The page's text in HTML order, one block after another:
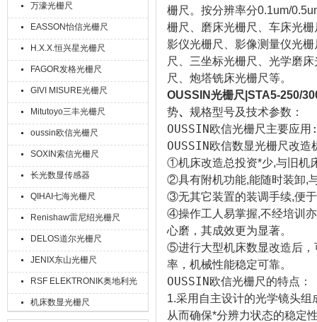
万濠光栅尺
EASSON怡信光栅尺
H.X.X.恒兴星光栅尺
FAGOR发格光栅尺
GIVI MISURE光栅尺
Mitutoyo三丰光栅尺
oussin欧信光栅尺
SOXIN索信光栅尺
长光数显传感器
QIHAI七海光栅尺
Renishaw雷尼绍光栅尺
DELOS道尔光栅尺
JENIX东山光栅尺
RSF ELEKTRONIK奥地利光
栅尺
机床数显光栅尺
栅尺。按分辨率分0.1um/
栅尺、磨床光栅尺、车床光
影仪光栅尺、影像测量仪光
尺、三坐标光栅尺、光学磨
尺、炮塔铣床光栅尺等。
OUSSIN光栅尺|STA5-250/
势、 规格型号及技术参数：
OUSSIN欧信光栅尺主要应
OUSSIN欧信数显光栅尺改造
①机床改造总投资*少,与旧机
②具有附机功能,能随时装卸,
③无其它装置的装调手续,便
④操作工人易掌握,不经培训
心磨，其成效更为显著。
⑤进行大型机床数显改造后，
率，机械性能稳定可靠。
OUSSIN欧信光栅尺的特点：
1.采用自主设计的光学镜头
从而确保*分辨力状态的稳定